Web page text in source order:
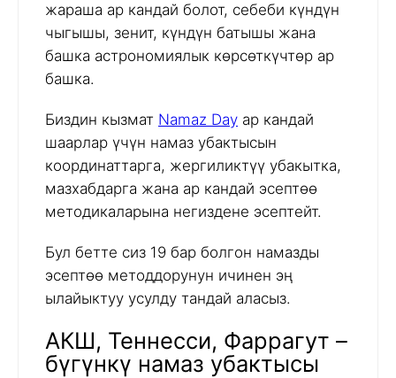
жараша ар кандай болот, себеби күндүн
чыгышы, зенит, күндүн батышы жана
башка астрономиялык көрсөткүчтөр ар
башка.
Биздин кызмат Namaz Day ар кандай
шаарлар үчүн намаз убактысын
координаттарга, жергиликтүү убакытка,
мазхабдарга жана ар кандай эсептөө
методикаларына негиздене эсептейт.
Бул бетте сиз 19 бар болгон намазды
эсептөө методдорунун ичинен эң
ылайыктуу усулду тандай аласыз.
АКШ, Теннесси, Фаррагут –
бүгүнкү намаз убактысы